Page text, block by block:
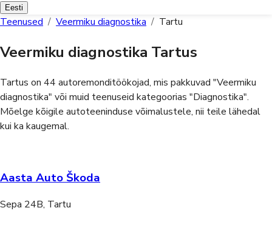
Eesti
Teenused / Veermiku diagnostika / Tartu
Veermiku diagnostika Tartus
Tartus on 44 autoremonditöökojad, mis pakkuvad "Veermiku
diagnostika" või muid teenuseid kategoorias "Diagnostika".
Mõelge kõigile autoteeninduse võimalustele, nii teile lähedal
kui ka kaugemal.
Aasta Auto Škoda
Sepa 24B, Tartu